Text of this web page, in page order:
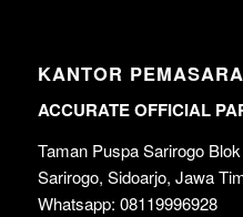
KANTOR
ACCURATE OFFICIAL
Taman Puspa Sarirogo
Sarirogo, Sidoarjo, Jawa
Whatsapp: 08119996928